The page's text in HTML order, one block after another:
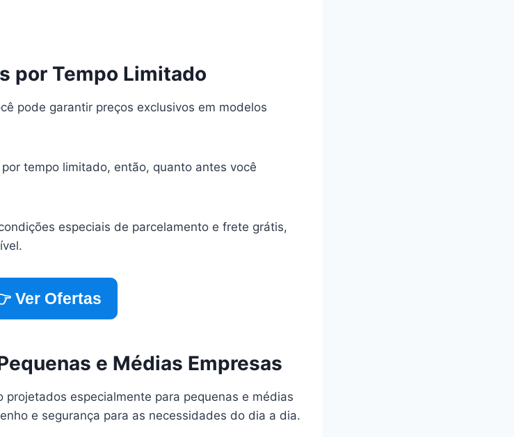
por Tempo Limitado
pode garantir preços exclusivos em modelos
tempo limitado, então, quanto antes você
especiais de parcelamento e frete grátis,
Ver Ofertas
e Médias Empresas
projetados especialmente para pequenas e médias
e segurança para as necessidades do dia a dia.